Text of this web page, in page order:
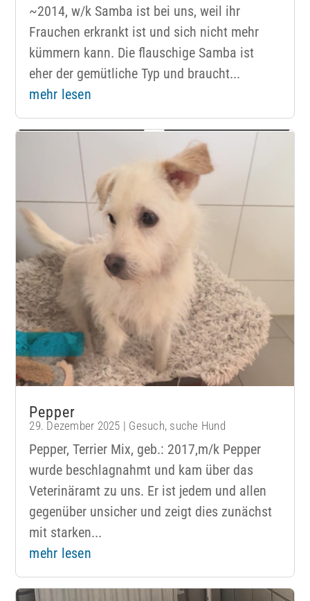
~2014, w/k Samba ist bei uns, weil ihr
Frauchen erkrankt ist und sich nicht mehr
kümmern kann. Die flauschige Samba ist
eher der gemütliche Typ und braucht...
mehr lesen
Pepper
29. Dezember 2025 | Gesuch, suche Hund
Pepper, Terrier Mix, geb.: 2017,m/k Pepper
wurde beschlagnahmt und kam über das
Veterinäramt zu uns. Er ist jedem und allen
gegenüber unsicher und zeigt dies zunächst
mit starken...
mehr lesen